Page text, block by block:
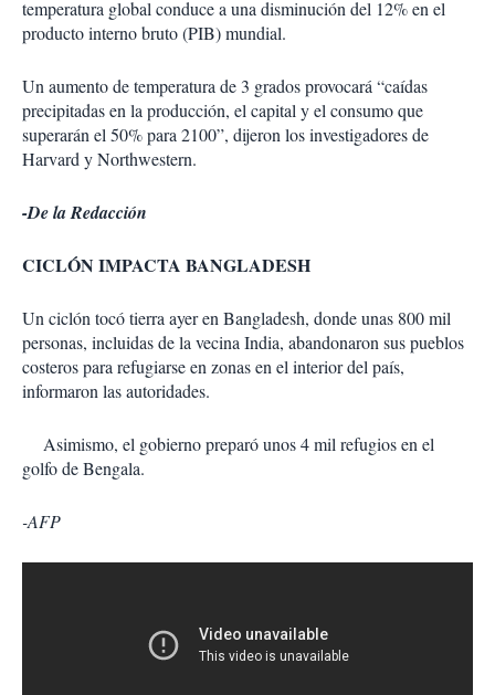
temperatura global conduce a una disminución del 12% en el
producto interno bruto (PIB) mundial.
Un aumento de temperatura de 3 grados provocará “caídas
precipitadas en la producción, el capital y el consumo que
superarán el 50% para 2100”, dijeron los investigadores de
Harvard y Northwestern.
-De la Redacción
CICLÓN IMPACTA BANGLADESH
Un ciclón tocó tierra ayer en Bangladesh, donde unas 800 mil
personas, incluidas de la vecina India, abandonaron sus pueblos
costeros para refugiarse en zonas en el interior del país,
informaron las autoridades.
Asimismo, el gobierno preparó unos 4 mil refugios en el
golfo de Bengala.
-AFP